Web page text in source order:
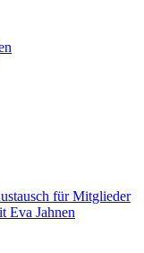
für Mitglieder
Eva Jahnen